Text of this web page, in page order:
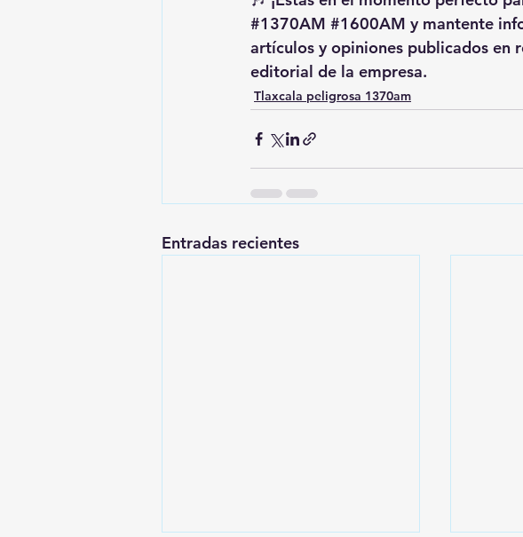
#1370AM #1600AM y mantente
artículos y opiniones publicados en
editorial de la empresa.
Tlaxcala peligrosa 1370am
Entradas recientes